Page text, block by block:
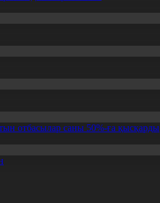
отбасылар саны 50%-ға қысқарды